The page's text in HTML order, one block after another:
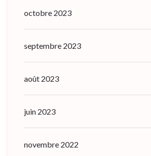
octobre 2023
septembre 2023
août 2023
juin 2023
novembre 2022